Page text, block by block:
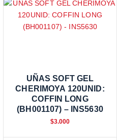
UÑAS SOFT GEL
CHERIMOYA 120UNID:
COFFIN LONG
(BH001107) – INS5630
$3.000